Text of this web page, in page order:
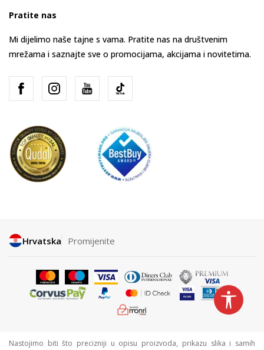
Pratite nas
Mi dijelimo naše tajne s vama. Pratite nas na društvenim
mrežama i saznajte sve o promocijama, akcijama i novitetima.
Hrvatska Promijenite
Nastojimo biti što precizniji u opisu proizvoda, prikazu slika i samih